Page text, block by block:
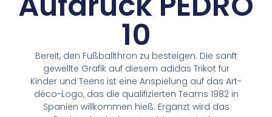
10
Bereit, den Fußballthron zu besteigen. Die sanft
gewellte Grafik auf diesem adidas Trikot für
Kinder und Teens ist eine Anspielung auf das Art-
déco-Logo, das die qualifizierten Teams 1982 in
Spanien willkommen hieß. Ergänzt wird das